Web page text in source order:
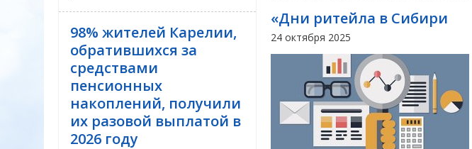
98% жителей Карелии,
обратившихся за
средствами
пенсионных
накоплений, получили
их разовой выплатой в
2026 году
«Дни ритейла в Сибири
24 октября 2025